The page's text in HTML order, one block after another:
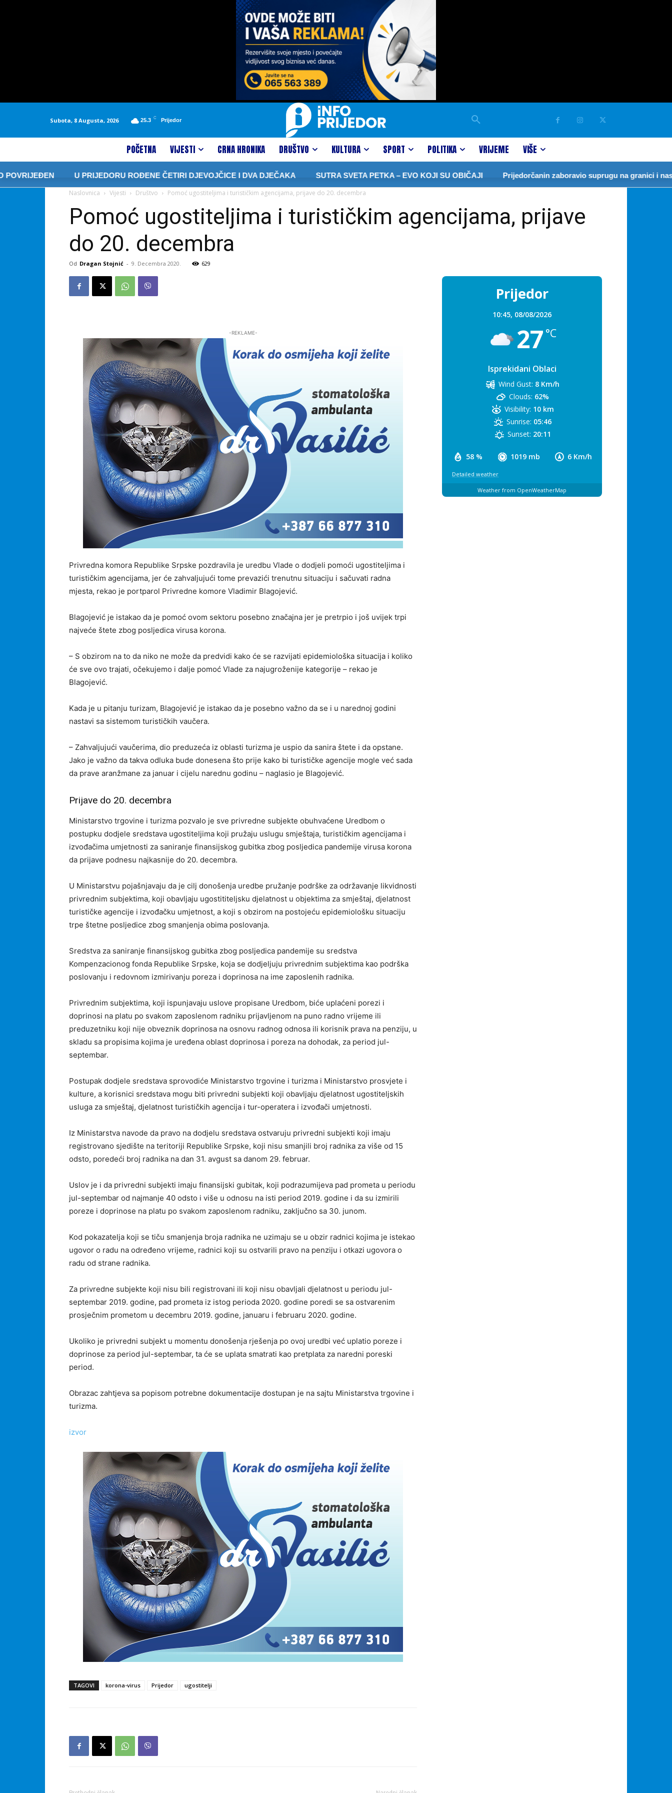
Subota, 8 Augusta, 2026 25.3 C Prijedor
POČETNA VIJESTI CRNA HRONIKA DRUŠTVO KULTURA SPORT POLITIKA VRIJEME VIŠE
U PRIJEDORU ROĐENE ČETIRI DJEVOJČICE I DVA DJEČAKA SUTRA SVETA PETKA – EVO KOJI SU OBIČAJI Prijedorčanin zaboravio suprugu na granici i nastavio
Naslovnica Vijesti Društvo Pomoć ugostiteljima i turističkim agencijama, prijave do 20. decembra
Pomoć ugostiteljima i turističkim agencijama, prijave
do 20. decembra
Od Dragan Stojnić - 9. Decembra 2020. 629
-REKLAME-
Privredna komora Republike Srpske pozdravila je uredbu Vlade o dodjeli pomoći ugostiteljima i
turističkim agencijama, jer će zahvaljujući tome prevazići trenutnu situaciju i sačuvati radna
mjesta, rekao je portparol Privredne komore Vladimir Blagojević.
Blagojević je istakao da je pomoć ovom sektoru posebno značajna jer je pretrpio i još uvijek trpi
najveće štete zbog posljedica virusa korona.
– S obzirom na to da niko ne može da predvidi kako će se razvijati epidemiološka situacija i koliko
će sve ovo trajati, očekujemo i dalje pomoć Vlade za najugroženije kategorije – rekao je
Blagojević.
Kada je u pitanju turizam, Blagojević je istakao da je posebno važno da se i u narednoj godini
nastavi sa sistemom turističkih vaučera.
– Zahvaljujući vaučerima, dio preduzeća iz oblasti turizma je uspio da sanira štete i da opstane.
Jako je važno da takva odluka bude donesena što prije kako bi turističke agencije mogle već sada
da prave aranžmane za januar i cijelu narednu godinu – naglasio je Blagojević.
Prijave do 20. decembra
Ministarstvo trgovine i turizma pozvalo je sve privredne subjekte obuhvaćene Uredbom o
postupku dodjele sredstava ugostiteljima koji pružaju uslugu smještaja, turističkim agencijama i
izvođačima umjetnosti za saniranje finansijskog gubitka zbog posljedica pandemije virusa korona
da prijave podnesu najkasnije do 20. decembra.
U Ministarstvu pojašnjavaju da je cilj donošenja uredbe pružanje podrške za održavanje likvidnosti
privrednim subjektima, koji obavljaju ugostititeljsku djelatnost u objektima za smještaj, djelatnost
turističke agencije i izvođačku umjetnost, a koji s obzirom na postojeću epidemiološku situaciju
trpe štetne posljedice zbog smanjenja obima poslovanja.
Sredstva za saniranje finansijskog gubitka zbog posljedica pandemije su sredstva
Kompenzacionog fonda Republike Srpske, koja se dodjeljuju privrednim subjektima kao podrška
poslovanju i redovnom izmirivanju poreza i doprinosa na ime zaposlenih radnika.
Privrednim subjektima, koji ispunjavaju uslove propisane Uredbom, biće uplaćeni porezi i
doprinosi na platu po svakom zaposlenom radniku prijavljenom na puno radno vrijeme ili
preduzetniku koji nije obveznik doprinosa na osnovu radnog odnosa ili korisnik prava na penziju, u
skladu sa propisima kojima je uređena oblast doprinosa i poreza na dohodak, za period jul-
septembar.
Postupak dodjele sredstava sprovodiće Ministarstvo trgovine i turizma i Ministarstvo prosvjete i
kulture, a korisnici sredstava mogu biti privredni subjekti koji obavljaju djelatnost ugostiteljskih
usluga za smještaj, djelatnost turističkih agencija i tur-operatera i izvođači umjetnosti.
Iz Ministarstva navode da pravo na dodjelu sredstava ostvaruju privredni subjekti koji imaju
registrovano sjedište na teritoriji Republike Srpske, koji nisu smanjili broj radnika za više od 15
odsto, poredeći broj radnika na dan 31. avgust sa danom 29. februar.
Uslov je i da privredni subjekti imaju finansijski gubitak, koji podrazumijeva pad prometa u periodu
jul-septembar od najmanje 40 odsto i više u odnosu na isti period 2019. godine i da su izmirili
poreze i doprinose na platu po svakom zaposlenom radniku, zaključno sa 30. junom.
Kod pokazatelja koji se tiču smanjenja broja radnika ne uzimaju se u obzir radnici kojima je istekao
ugovor o radu na određeno vrijeme, radnici koji su ostvarili pravo na penziju i otkazi ugovora o
radu od strane radnika.
Za privredne subjekte koji nisu bili registrovani ili koji nisu obavljali djelatnost u periodu jul-
septembar 2019. godine, pad prometa iz istog perioda 2020. godine poredi se sa ostvarenim
prosječnim prometom u decembru 2019. godine, januaru i februaru 2020. godine.
Ukoliko je privredni subjekt u momentu donošenja rješenja po ovoj uredbi već uplatio poreze i
doprinose za period jul-septembar, ta će se uplata smatrati kao pretplata za naredni poreski
period.
Obrazac zahtjeva sa popisom potrebne dokumentacije dostupan je na sajtu Ministarstva trgovine i
turizma.
izvor
TAGOVI korona-virus Prijedor ugostitelji
Prijedor
10:45, 08/08/2026
27 °C
Isprekidani Oblaci
58 % 1019 mb 6 Km/h
Wind Gust: 8 Km/h
Clouds: 62%
Visibility: 10 km
Sunrise: 05:46
Sunset: 20:11
Detailed weather
Weather from OpenWeatherMap